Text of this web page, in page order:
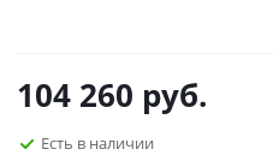
104 260 руб.
Есть в наличии